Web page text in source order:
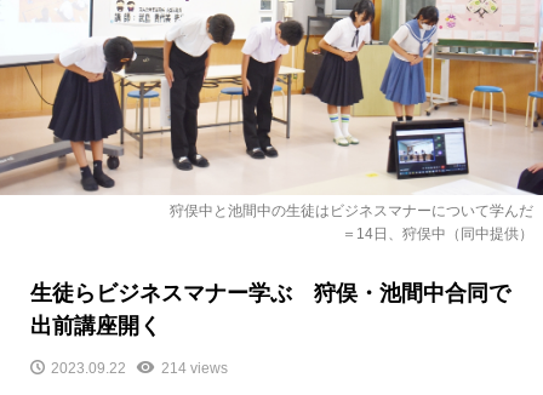
狩俣中と池間中の生徒はビジネスマナーについて学んだ
＝14日、狩俣中（同中提供）
生徒らビジネスマナー学ぶ 狩俣・池間中合同で
出前講座開く
2023.09.22 214 views